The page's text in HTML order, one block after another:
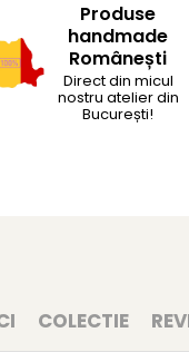
Produse
handmade
Românești
Direct din micul
nostru atelier din
București!
COLECTIE